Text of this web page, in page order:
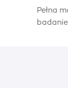
Pełna